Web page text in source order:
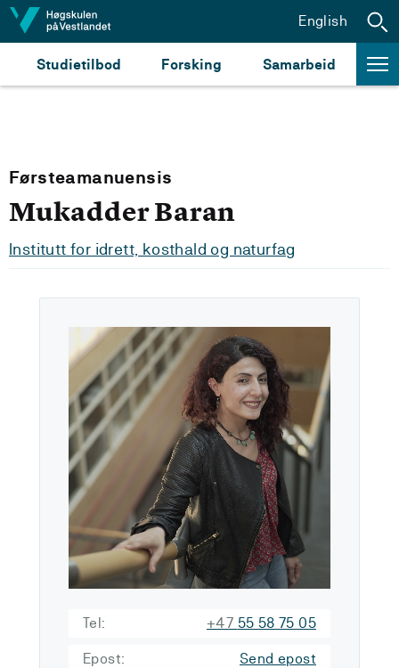
Hopp til innhald
Studietilbod Forsking Samarbeid
English
Førsteamanuensis
Mukadder Baran
Institutt for idrett, kosthald og naturfag
Tel: +47 55 58 75 05
Epost: Send epost